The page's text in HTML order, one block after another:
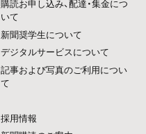
購読お申し込み、配達・集金につ
いて
新聞奨学生について
デジタルサービスについて
記事および写真のご利用につい
て
採用情報